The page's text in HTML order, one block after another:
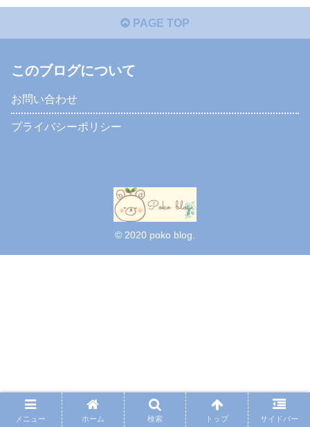
PAGE TOP
このブログについて
お問い合わせ
プライバシーポリシー
© 2020 poko blog.
メニュー ホーム 検索 トップ サイドバー